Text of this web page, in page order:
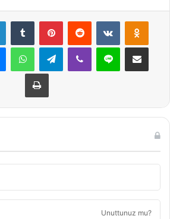
LinkedInTumblr PinterestReddit VKontakte
MessengerWhatsAppTelegramViber Line E-Posta ile
Yazdır
Unuttunuz mu?